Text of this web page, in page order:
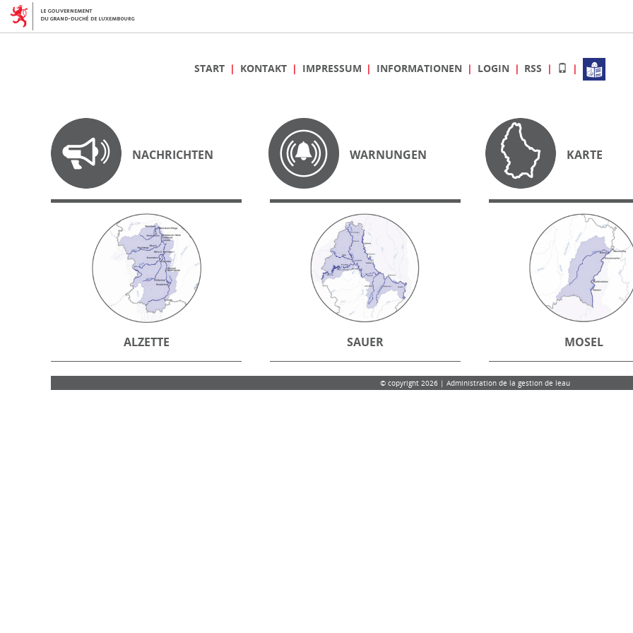
START KONTAKT IMPRESSUM INFORMATIONEN LOGIN RSS
NACHRICHTEN WARNUNGEN KARTE
ALZETTE SAUER MOSEL
© copyright 2026 | Administration de la gestion de leau